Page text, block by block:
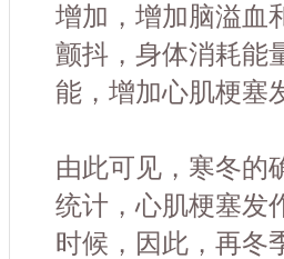
增加，增加脑溢血
颤抖，身体消耗能
能，增加心肌梗塞
由此可见，寒冬的
统计，心肌梗塞发
时候，因此，再冬